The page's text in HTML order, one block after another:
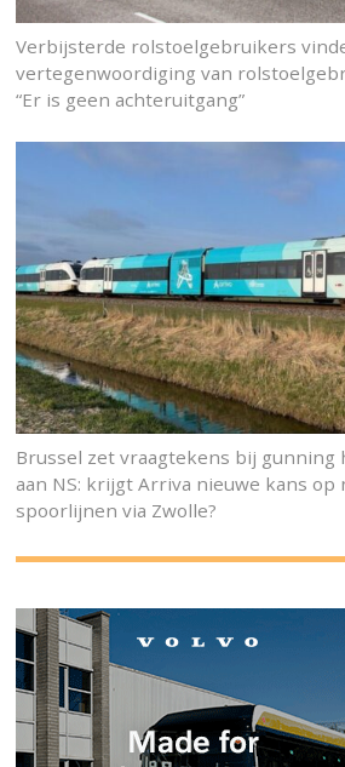
Verbijsterde rolstoelgebruikers
vertegenwoordiging van
“Er is geen achteruitgang”
Brussel zet vraagtekens bij gunning
aan NS: krijgt Arriva nieuwe kans op
spoorlijnen via Zwolle?